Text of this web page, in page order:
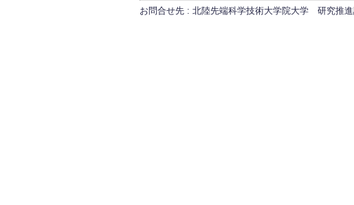
お問合せ先 : 北陸先端科学技術大学院大学 研究推